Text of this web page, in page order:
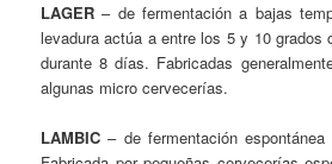
LAGER – de fermentación a bajas
levadura actúa a entre los 5 y 10 grados
durante 8 días. Fabricadas
algunas micro cervecerías.
LAMBIC – de fermentación